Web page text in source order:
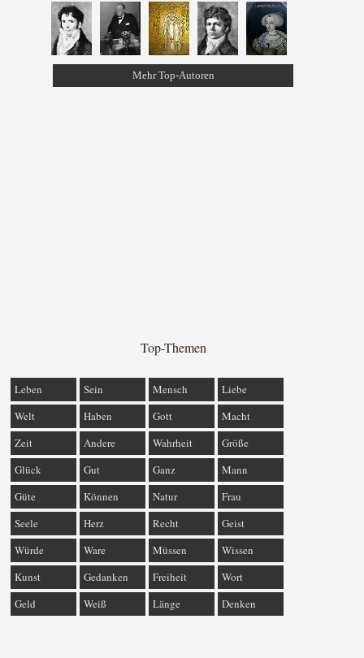
Mehr Top-Autoren
Top-Themen
Leben Sein Mensch
Liebe
Welt
Haben Gott
Macht
Zeit
Andere Wahrheit
Größe
Glück
Gut Ganz
Mann
Güte
Können Natur
Frau
Seele
Herz Recht
Geist
Würde
Ware Müssen
Wissen
Kunst
Gedanken Freiheit
Wort
Geld
Weiß Länge Denken